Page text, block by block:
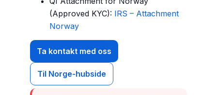
(Approved KYC): IRS – Attachment
Norway
Ta kontakt med oss
Til Norge-hubside